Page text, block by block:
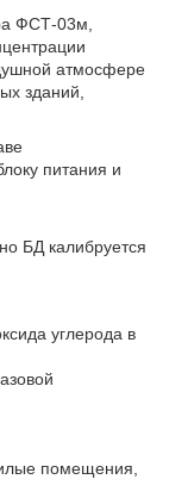
ФСТ-03м,
атмосфере
зданий,
питания и
БД калибруется
углерода в
помещения,